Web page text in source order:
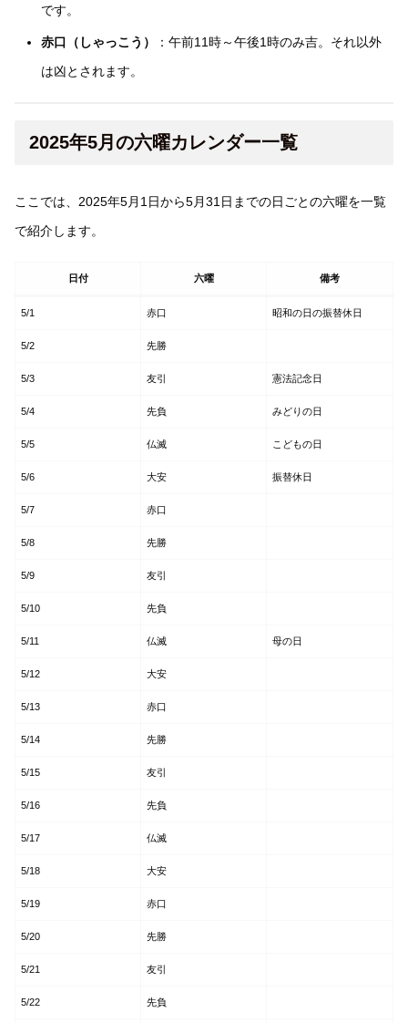
です。
赤口（しゃっこう）
：午前11時～午後1時のみ吉。それ以外
は凶とされます。
2025年5月の六曜カレンダー一覧
ここでは、2025年5月1日から5月31日までの日ごとの六曜を一覧
で紹介します。
日付 六曜 備考
5/1 赤口 昭和の日の振替休日
5/2 先勝
5/3 友引 憲法記念日
5/4 先負 みどりの日
5/5 仏滅 こどもの日
5/6 大安 振替休日
5/7 赤口
5/8 先勝
5/9 友引
5/10 先負
5/11 仏滅 母の日
5/12 大安
5/13 赤口
5/14 先勝
5/15 友引
5/16 先負
5/17 仏滅
5/18 大安
5/19 赤口
5/20 先勝
5/21 友引
5/22 先負